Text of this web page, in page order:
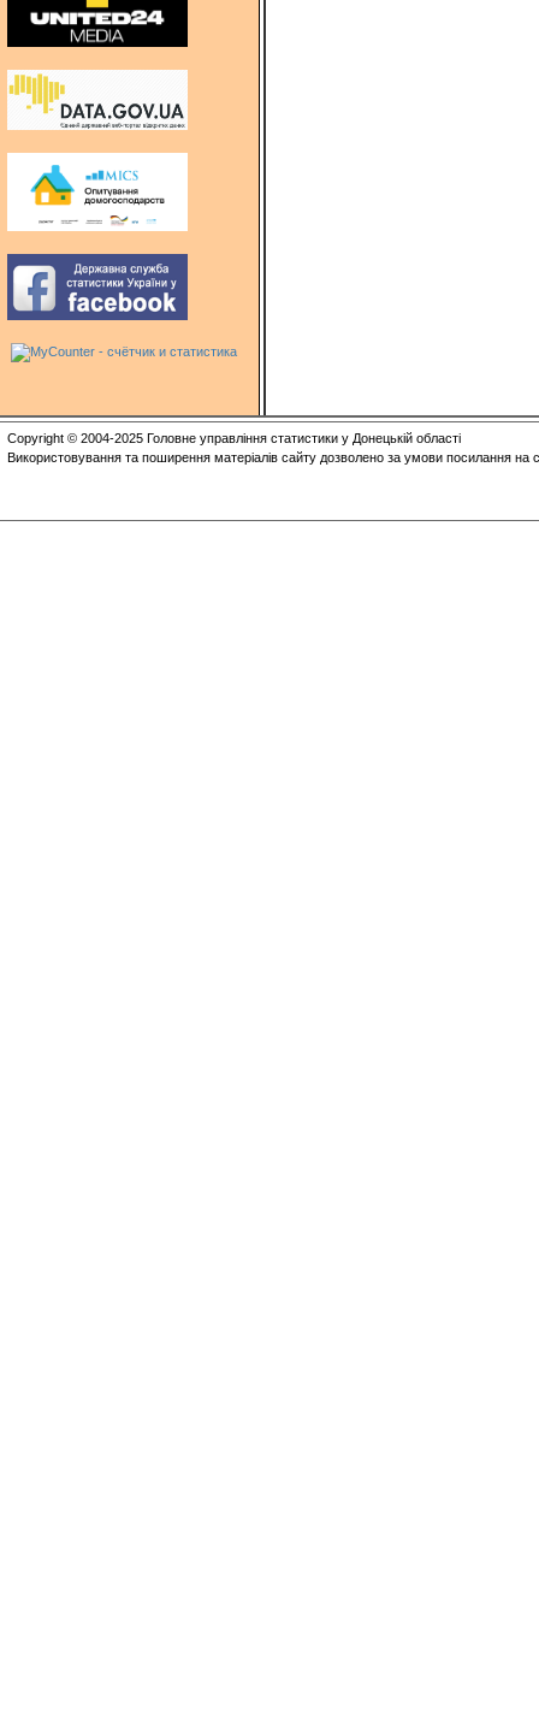
Copyright © 2004-2025 Головне управління статистики у Донецькій області
Використовування та поширення матеріалів сайту дозволено за умови посилання на